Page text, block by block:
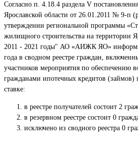
Согласно п. 4.18.4 раздела V
Ярославской области от 26.01.2011 № 9-п
утверждении региональной программы
жилищного строительства на территории
2011 - 2021 годы" АО «АИЖК ЯО»
года в сводном реестре граждан,
участников мероприятия по обеспечению
гражданами ипотечных кредитов
ставке:
в реестре получателей состоит 2
в резервном реестре состоит 0
исключено из сводного реестра 0